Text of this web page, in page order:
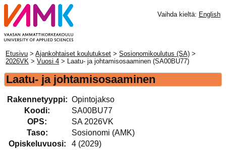
Vaihda kieltä: English
Etusivu >Ajankohtaiset koulutukset >Sosionomikoulutus (SA) >
2026VK >Vuosi 4 > Laatu- ja johtamisosaaminen (SA00BU77)
Laatu- ja johtamisosaaminen
Rakennetyyppi: Opintojakso
Koodi:
SA00BU77
OPS:
SA 2026VK
Taso:
Sosionomi (AMK)
Opiskeluvuosi:
4 (2029)